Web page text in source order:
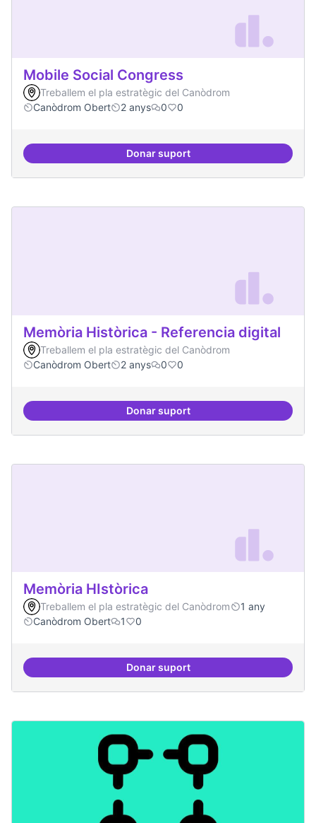
Mobile Social Congress
Treballem el pla estratègic del Canòdrom
Canòdrom Obert
2 anys 0 0
Donar suportMobile Social Congress
Memòria Històrica - Referencia digital
Treballem el pla estratègic del Canòdrom
Canòdrom Obert
2 anys 0 0
Donar suportMemòria Històrica - Referencia
Memòria HIstòrica
Treballem el pla estratègic del Canòdrom
1 any
Canòdrom Obert
1 0
Donar suportMemòria HIstòrica